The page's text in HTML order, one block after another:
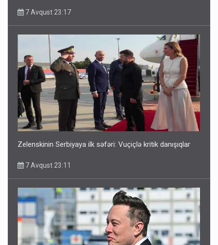
Media və Yayım Şurasına əlavə hüquq və vəzifələr verilib
7 Avqust 13:24
7 Avqust 23:17
Zelenskinin Serbiyaya ilk səfəri: Vuçiçlə kritik danışıqlar
7 Avqust 23:11